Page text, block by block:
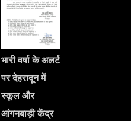
भारी वर्षा के अलर्ट
पर देहरादून में
स्कूल और
आंगनबाड़ी केंद्र